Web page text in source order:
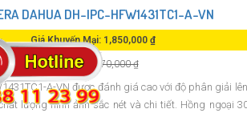
DAHUA DH-IPC-HFW1431TC1-A-VN
Giá Khuyến Mại: 1,850,000 ₫
Giá Bán: 2,670,000 ₫
A-VN được đánh giá cao với độ phân giải
lượng hình ảnh sắc nét và chi tiết. Hồng ngoại